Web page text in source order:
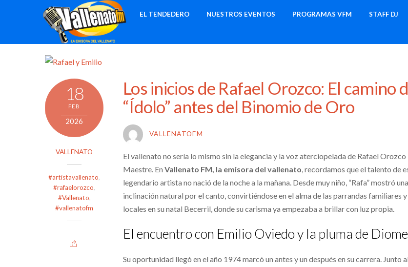
EL TENDEDERO NUESTROS EVENTOS PROGRAMAS VFM STAFF DJ
18
FEB
2026
VALLENATO
#artistavallenato,
#rafaelorozco,
#Vallenato,
#vallenatofm
Los inicios de Rafael Orozco: El camino
“Ídolo” antes del Binomio de Oro
VALLENATOFM
El vallenato no sería lo mismo sin la elegancia y la voz aterciopelada de Rafael Orozco
Maestre. EnVallenato FM, la emisora del vallenato , recordamos que el talento de
legendario artista no nació de la noche a la mañana. Desde muy niño, “Rafa” mostró una
inclinación natural por el canto, convirtiéndose en el alma de las parrandas familiares
locales en su natal Becerril, donde su carisma ya empezaba a brillar con luz propia.
El encuentro con Emilio Oviedo y la pluma de
Su oportunidad llegó en el año 1974 marcó un antes y un después en su carrera. Junto al